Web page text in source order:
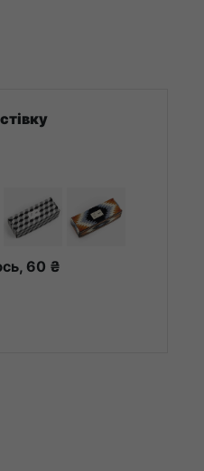
60 ₴